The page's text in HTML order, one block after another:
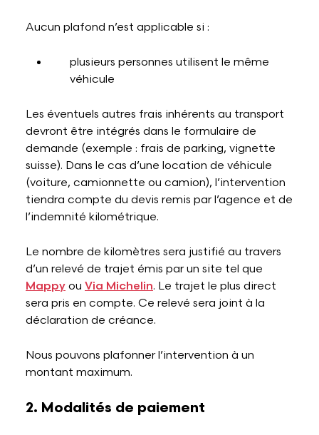
Aucun plafond n’est applicable si :
plusieurs personnes utilisent le même
véhicule
Les éventuels autres frais inhérents au transport
devront être intégrés dans le formulaire de
demande (exemple : frais de parking, vignette
suisse). Dans le cas d’une location de véhicule
(voiture, camionnette ou camion), l’intervention
tiendra compte du devis remis par l’agence et de
l’indemnité kilométrique.
Le nombre de kilomètres sera justifié au travers
d’un relevé de trajet émis par un site tel que
Mappy ou Via Michelin. Le trajet le plus direct
sera pris en compte. Ce relevé sera joint à la
déclaration de créance.
Nous pouvons plafonner l’intervention à un
montant maximum.
2. Modalités de paiement